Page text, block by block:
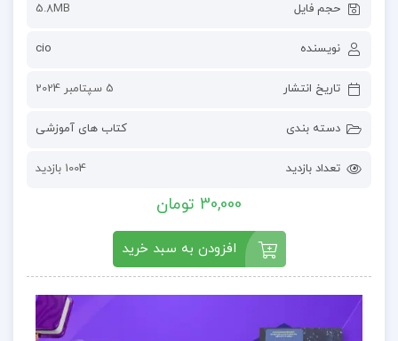
حجم فایل 5.8MB
نویسنده cio
تاریخ انتشار 5 سپتامبر 2024
دسته بندی کتاب های آموزشی
تعداد بازدید 1004 بازدید
30,000 تومان
افزودن به سبد خرید